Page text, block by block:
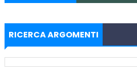
RICERCA ARGOMENTI